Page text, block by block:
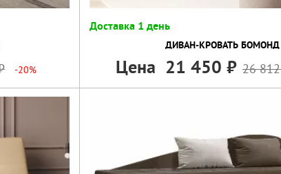
-20%
Доставка 1 день
ДИВАН-КРОВАТЬ БОМОНД
Цена 21 450 26 812